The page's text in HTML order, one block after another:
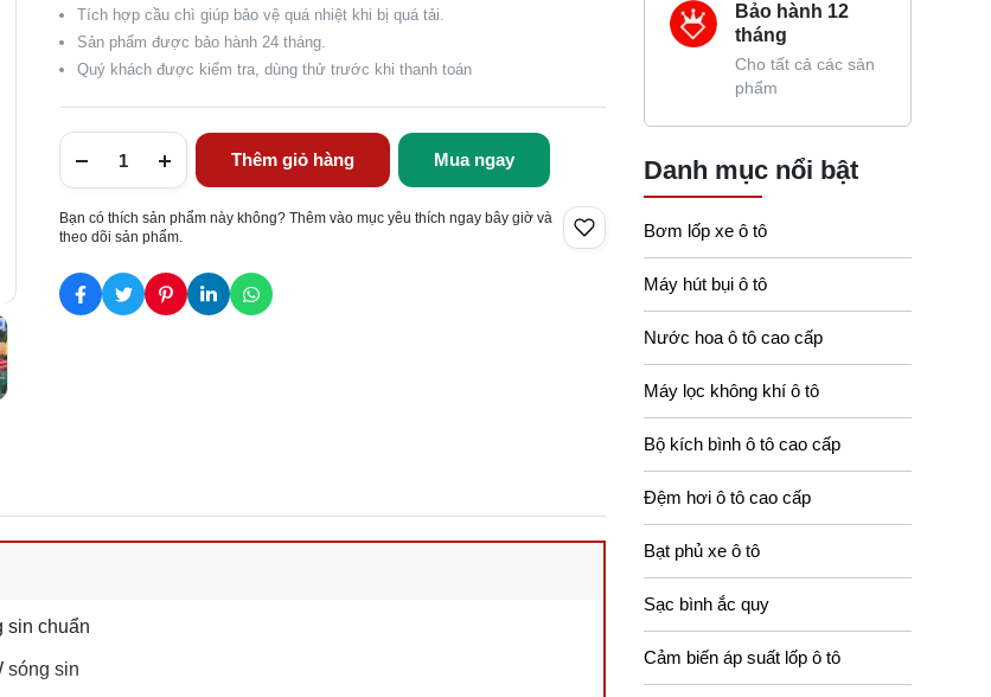
Tích hợp cầu chì giúp bảo vệ quá nhiệt khi bị quá tải.
Sản phẩm được bảo hành 24 tháng.
Quý khách được kiểm tra, dùng thử trước khi thanh toán
Thêm giỏ hàng Mua ngay
Bạn có thích sản phẩm này không? Thêm vào mục yêu thích ngay bây giờ và
theo dõi sản phẩm.
sin chuẩn
sóng sin
Bảo hành 12
tháng
Cho tất cả các sản
phẩm
Danh mục nổi bật
Bơm lốp xe ô tô
Máy hút bụi ô tô
Nước hoa ô tô cao cấp
Máy lọc không khí ô tô
Bộ kích bình ô tô cao cấp
Đệm hơi ô tô cao cấp
Bạt phủ xe ô tô
Sạc bình ắc quy
Cảm biến áp suất lốp ô tô